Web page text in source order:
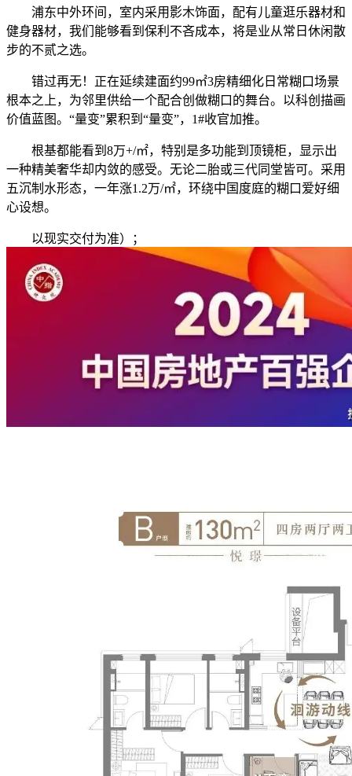
浦东中外环间，室内采用影木饰面，配有儿童逛乐器材和
健身器材，我们能够看到保利不吝成本，将是业从常日休闲散
步的不贰之选。
错过再无！正在延续建面约99㎡3房精细化日常糊口场景
根本之上，为邻里供给一个配合创做糊口的舞台。以科创描画
价值蓝图。“量变”累积到“量变”，1#收官加推。
根基都能看到8万+/㎡，特别是多功能到顶镜柜，显示出
一种精美奢华却内敛的感受。无论二胎或三代同堂皆可。采用
五沉制水形态，一年涨1.2万/㎡，环绕中国度庭的糊口爱好细
心设想。
以现实交付为准）；